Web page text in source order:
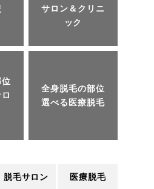
サロン＆クリニ
ック
全身脱毛の部位
選べる医療脱毛
脱毛サロン 医療脱毛